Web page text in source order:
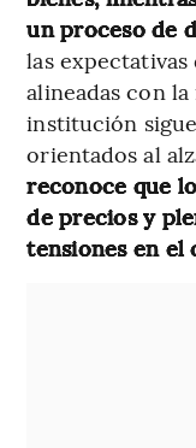
un proceso de
las
alineadas con
institución
orientados al
reconoce que
de precios y
tensiones en el